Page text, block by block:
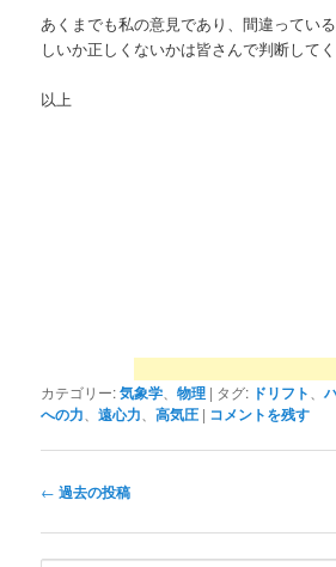
あくまでも私の意見であり、間違ってい
しいか正しくないかは皆さんで判断してく
以上
カテゴリー:気象学 、物理 | タグ: ドリフト 、
への力 、遠心力 、高気圧 | コメントを残す
投
ナ
← 過去の投稿